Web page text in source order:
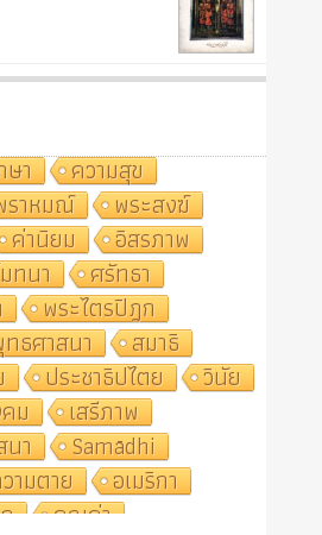
ษา
ความสุข
าหมณ์
พระสงฆ์
ค่านิยม
อิสรภาพ
ทนา
ศรัทธา
พระไตรปิฎก
ธศาสนา
สมาธิ
ประชาธิปไตย
วินัย
ม
เสรีภาพ
นา
Samādhi
ามตาย
อเมริกา
คุณค่า